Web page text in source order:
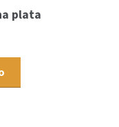
plata